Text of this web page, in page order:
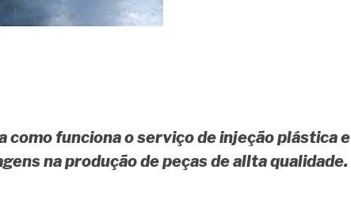
como funciona o serviço de injeção plástica e
na produção de peças de allta qualidade.